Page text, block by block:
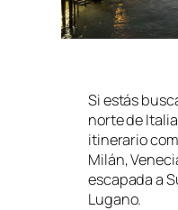
Si estás
norte de
itinerario
Milán,
escapada a
Lugano.